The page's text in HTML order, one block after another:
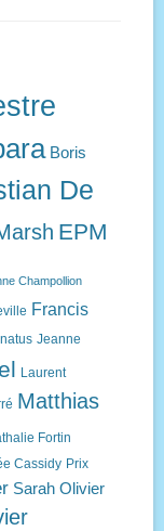
Boris
De
EPM
Champollion
Francis
Jeanne
Laurent
Matthias
Fortin
Cassidy Prix
Sarah Olivier